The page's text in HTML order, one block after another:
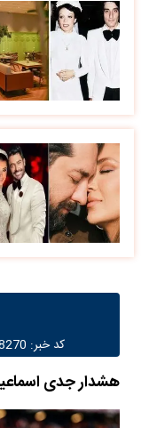
کد خبر: 238270
هشدار جدی